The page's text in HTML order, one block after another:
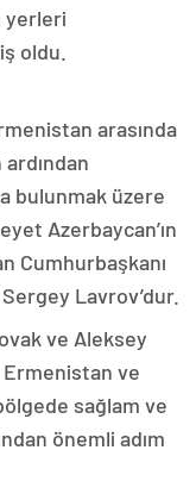
yerleri
oldu.
arasında
ardından
bulunmak üzere
Azerbaycan’ın
Cumhurbaşkanı
Lavrov’dur.
ve Aleksey
ve
sağlam ve
önemli adım